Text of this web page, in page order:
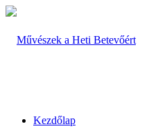
Kezdőlap